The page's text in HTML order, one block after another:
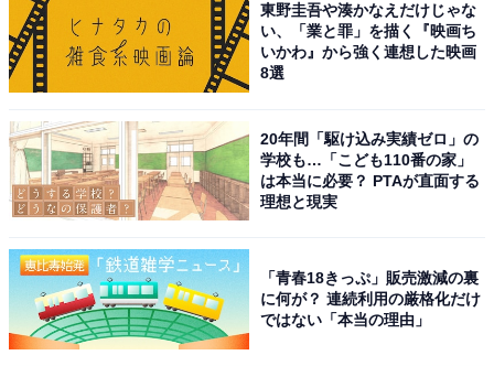
東野圭吾や湊かなえだけじゃな
い、「業と罪」を描く『映画ち
いかわ』から強く連想した映画
8選
20年間「駆け込み実績ゼロ」の
学校も…「こども110番の家」
は本当に必要？ PTAが直面する
理想と現実
「青春18きっぷ」販売激減の裏
に何が？ 連続利用の厳格化だけ
ではない「本当の理由」